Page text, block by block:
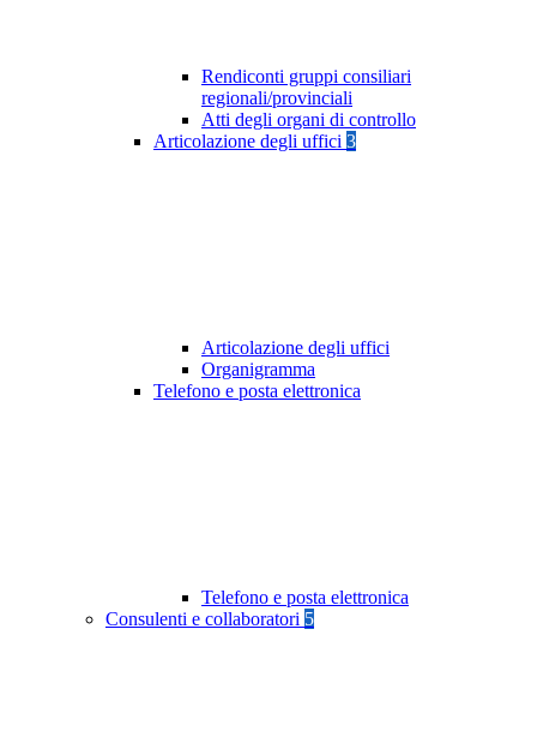
Rendiconti gruppi consiliari
regionali/provinciali
Atti degli organi di controllo
Articolazione degli uffici 3
Articolazione degli uffici
Organigramma
Telefono e posta elettronica
Telefono e posta elettronica
Consulenti e collaboratori 5